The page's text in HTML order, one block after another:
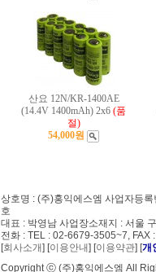
산요 12N/KR-1400AE
(14.4V 1400mAh) 2x6 (품
절)
54,000원
상호명 : (주)홍익에스엠 사업자등
호
대표 : 박영남 사업장소재지 : 서울
전화 : TEL : 02-6679-3505~7,
[회사소개] [이용안내] [이용약관] [개
Copyright ⓒ (주)홍익에스엠 All